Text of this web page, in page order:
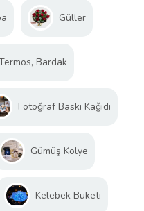
Güller
Bardak
Fotoğraf Baskı Kağıdı
Gümüş Kolye
Kelebek Buketi